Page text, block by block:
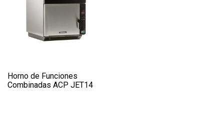
Horno de Funciones
Combinadas ACP JET14